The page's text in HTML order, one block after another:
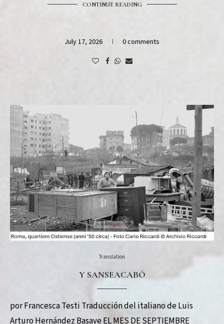
CONTINUE READING
July 17, 2026 0 comments
Translation
Y SANSEACABÓ
por Francesca Testi Traducción del italiano de Luis
Arturo Hernández Basave EL MES DE SEPTIEMBRE